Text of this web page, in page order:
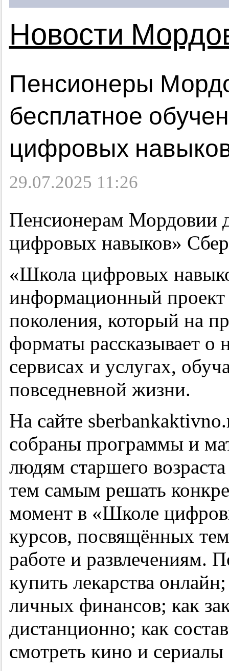
Новости
Пенсионеры
бесплатное
цифровых
29.07.2025 11:26
Пенсионерам Мордовии
цифровых навыков»
«Школа цифровых
информационный проект
поколения, который на
форматы рассказывает
сервисах и услугах,
повседневной жизни.
На сайте
собраны программы и
людям старшего
тем самым решать
момент в «Школе
курсов, посвящённых
работе и развлечениям.
купить лекарства
личных финансов; как
дистанционно; как
смотреть кино и